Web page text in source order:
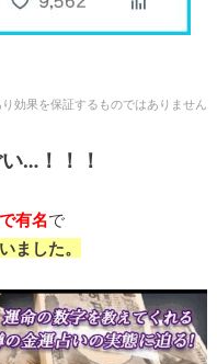
効果を保証するものではありません
…！！！
有名で
ました。